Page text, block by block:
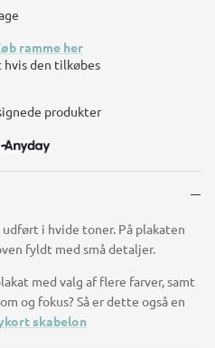
ramme her
den tilkøbes
produkter
i hvide toner. På plakaten
fyldt med små detaljer.
med valg af flere farver, samt
og fokus? Så er dette også en
skabelon